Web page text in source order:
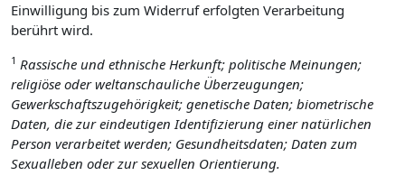
Einwilligung bis zum Widerruf erfolgten Verarbeitung
berührt wird.
1 Rassische und ethnische Herkunft; politische Meinungen;
religiöse oder weltanschauliche Überzeugungen;
Gewerkschaftszugehörigkeit; genetische Daten; biometrische
Daten, die zur eindeutigen Identifizierung einer natürlichen
Person verarbeitet werden; Gesundheitsdaten; Daten zum
Sexualleben oder zur sexuellen Orientierung.